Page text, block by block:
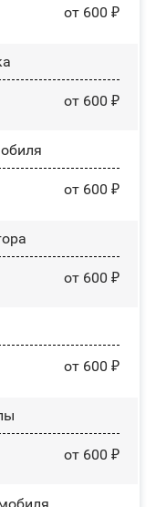
от 600 ₽
от 600 ₽
от 600 ₽
от 600 ₽
от 600 ₽
от 600 ₽